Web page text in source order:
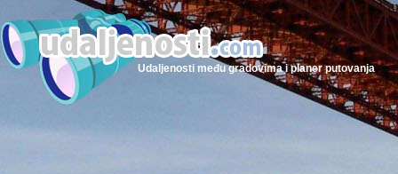
Udaljenosti među gradovima i planer putovanja